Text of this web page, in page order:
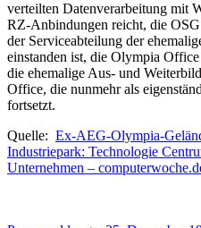
verteilten Datenverarbeitung mit
RZ-Anbindungen reicht, die
der Serviceabteilung der
einstanden ist, die Olympia
die ehemalige Aus- und
Office, die nunmehr als
fortsetzt.
Quelle: Ex-AEG-Olympia-
Industriepark: Technologie
Unternehmen –